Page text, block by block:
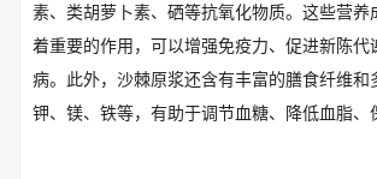
素、类胡萝卜素、硒等抗氧化物质。这些营养
着重要的作用，可以增强免疫力、促进新陈代
病。此外，沙棘原浆还含有丰富的膳食纤维和
钾、镁、铁等，有助于调节血糖、降低血脂、